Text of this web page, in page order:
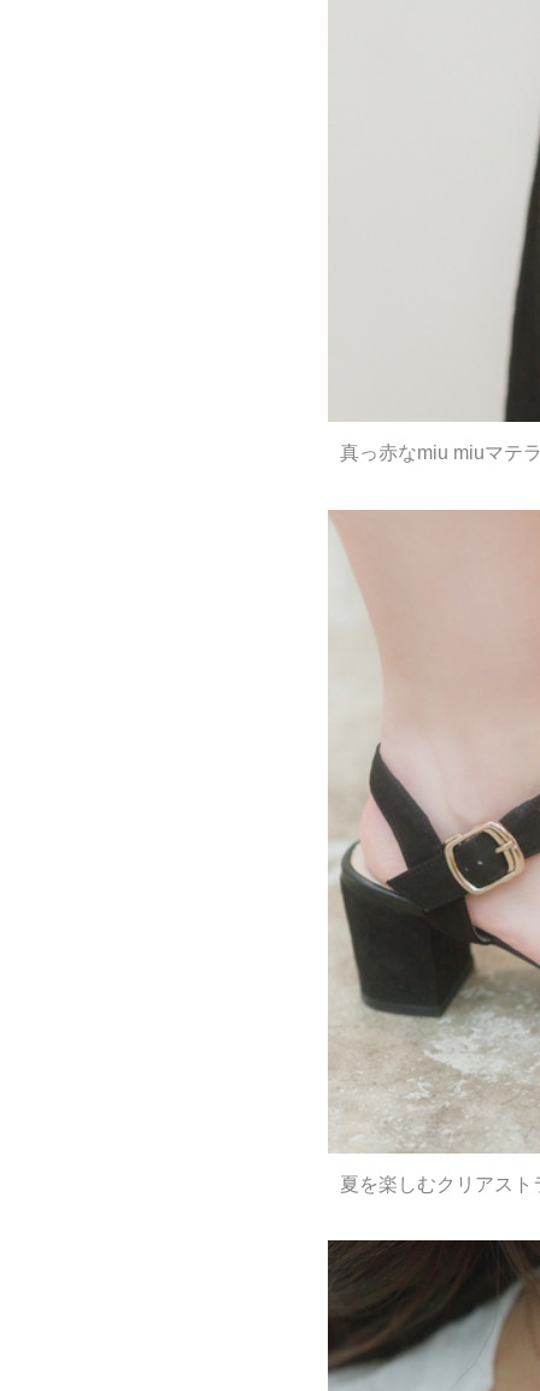
真っ赤なmiu miuマテ
夏を楽しむクリアス